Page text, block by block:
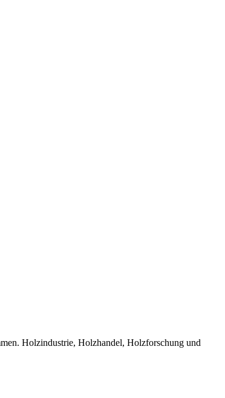
Holzindustrie, Holzhandel, Holzforschung und